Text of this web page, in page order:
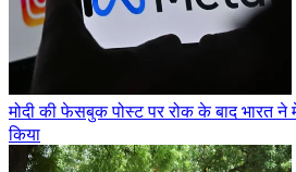
मोदी की फेसबुक पोस्ट पर रोक के बाद भारत ने
किया